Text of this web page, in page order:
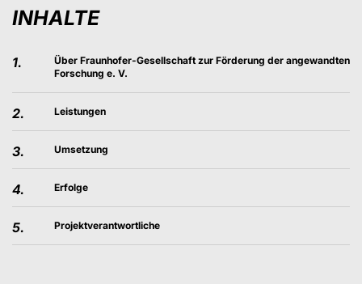
INHALTE
1.
Über Fraunhofer-Gesellschaft zur Förderung der angewandten
Forschung e. V.
2. Leistungen
3. Umsetzung
4. Erfolge
5. Projektverantwortliche